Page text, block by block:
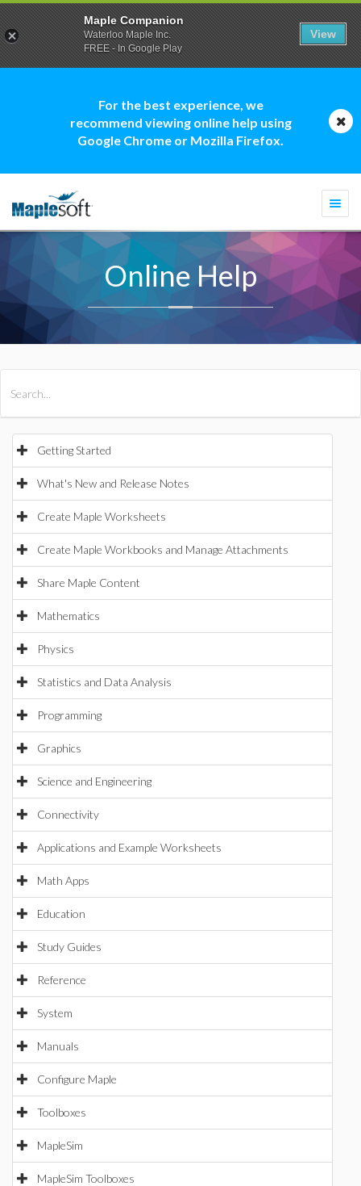
For the best experience, we
recommend viewing online help using
Google Chrome or Mozilla Firefox.
Online Help
Getting Started
What's New and Release Notes
Create Maple Worksheets
Create Maple Workbooks and Manage Attachments
Share Maple Content
Mathematics
Physics
Statistics and Data Analysis
Programming
Graphics
Science and Engineering
Connectivity
Applications and Example Worksheets
Math Apps
Education
Study Guides
Reference
System
Manuals
Configure Maple
Toolboxes
MapleSim
MapleSim Toolboxes
Maple Companion
Waterloo Maple Inc.
FREE - In Google Play
View